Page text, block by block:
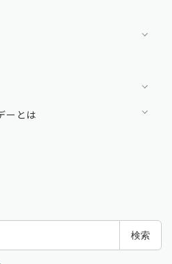
ーとは
検索